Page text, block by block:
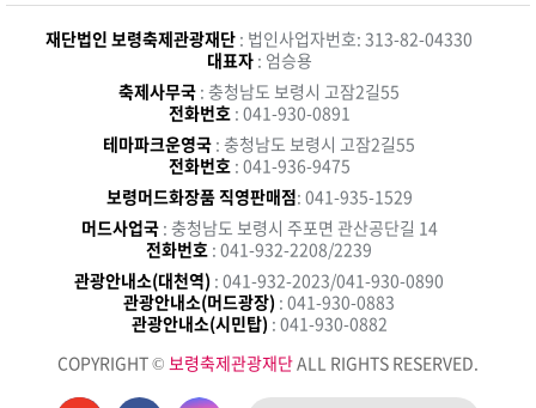
재단법인 보령축제관광재단 : 법인사업자번호: 313-82-04330
대표자: 엄승용
축제사무국 : 충청남도 보령시 고잠2길55
전화번호 : 041-930-0891
테마파크운영국 : 충청남도 보령시 고잠2길55
전화번호 : 041-936-9475
보령머드화장품 직영판매점: 041-935-1529
머드사업국 : 충청남도 보령시 주포면 관산공단길 14
전화번호 : 041-932-2208/2239
관광안내소(대천역) : 041-932-2023/041-930-0890
관광안내소(머드광장) : 041-930-0883
관광안내소(시민탑) : 041-930-0882
COPYRIGHT © 보령축제관광재단ALL RIGHTS RESERVED.